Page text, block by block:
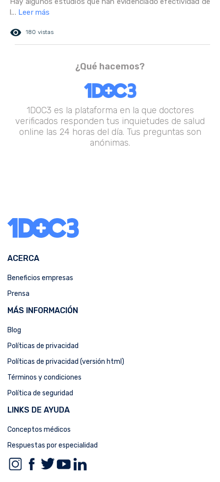
l... Leer más
remove_red_eye 180 vistas
¿Qué hacemos?
1DOC3 es la plataforma en la que doctores
verificados responden tus inquietudes de salud
online las 24 horas del día. Tus preguntas son
anónimas.
ACERCA
Beneficios empresas
Prensa
MÁS INFORMACIÓN
Blog
Políticas de privacidad
Políticas de privacidad (versión html)
Términos y condiciones
Política de seguridad
LINKS DE AYUDA
Conceptos médicos
Respuestas por especialidad